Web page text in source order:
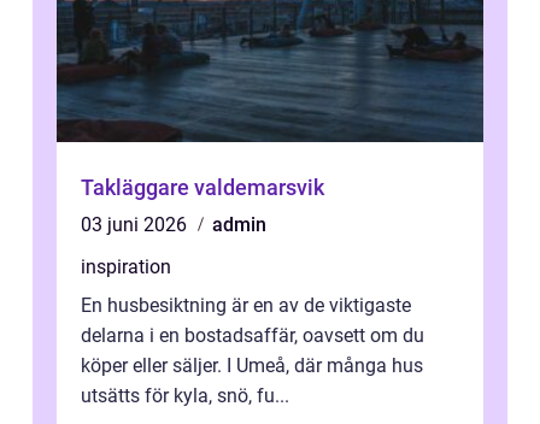
Takläggare valdemarsvik
03 juni 2026
admin
inspiration
En husbesiktning är en av de viktigaste
delarna i en bostadsaffär, oavsett om du
köper eller säljer. I Umeå, där många hus
utsätts för kyla, snö, fu...